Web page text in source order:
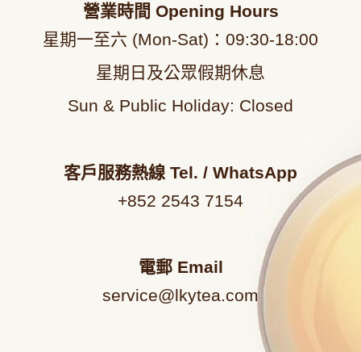
營業時間 Opening Hours
星期一至六 (Mon-Sat)：09:30-18:00
星期日及公眾假期休息
Sun & Public Holiday: Closed
客戶服務熱線 Tel. / WhatsApp
+852 2543 7154
電郵 Email
service@lkytea.com